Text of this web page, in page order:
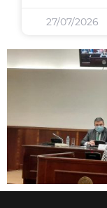
27/07/2026